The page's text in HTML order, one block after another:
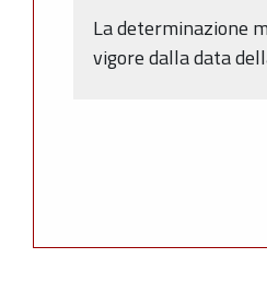
La determinazione
vigore dalla data